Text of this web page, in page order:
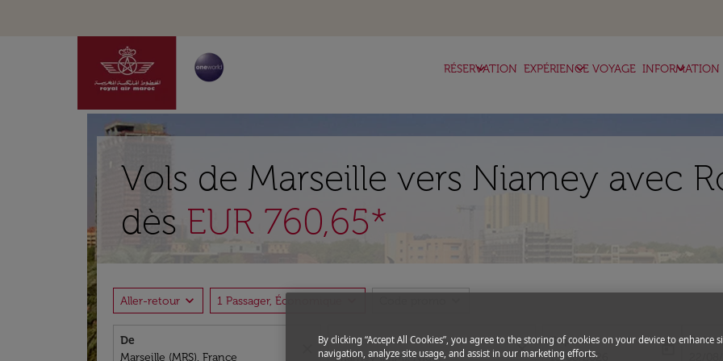
RÉSERVATION
keyboard_arrow_down EXPÉRIENCE VOYAGE
keyboard_arrow_down INFORMATION
keyboard_arrow_down
Vols de Marseille vers Niamey avec
dès EUR 760,65*
Aller-retour expand_more 1 Passager, Économique
De À
close
Départ
fc-booking-departure-date-aria-
15/08/2026
fc-
By clicking “Accept All Cookies”, you agree to the storing of cookies on your device to enhance
navigation, analyze site usage, and assist in our marketing efforts.